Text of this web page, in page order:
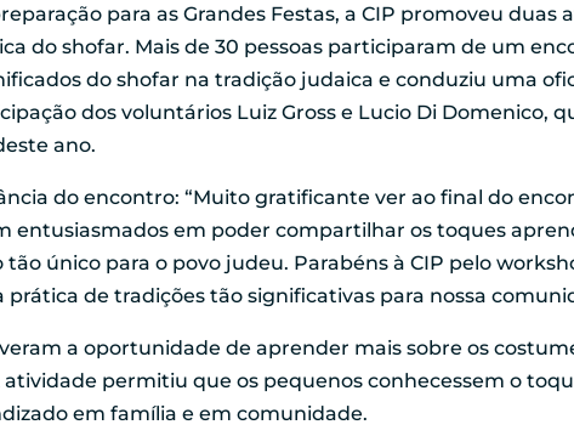
para as Grandes Festas, a CIP promoveu duas
do shofar. Mais de 30 pessoas participaram de um
do shofar na tradição judaica e conduziu uma
dos voluntários Luiz Gross e Lucio Di Domenico,
ano.
do encontro: “Muito gratificante ver ao final do
entusiasmados em poder compartilhar os toques
único para o povo judeu. Parabéns à CIP pelo
de tradições tão significativas para nossa
a oportunidade de aprender mais sobre os
permitiu que os pequenos conhecessem o
em família e em comunidade.